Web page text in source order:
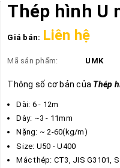
Thép hình U
Giá bán: Liên hệ
Mã sản phẩm: UMK
Thông số cơ bản của Thép
Dài: 6 - 12m
​​​​​Dày: ~3 - 11mm
Nặng: ~ 2-60(kg/m)
Size: U50 - U400
Mác thép: CT3, JIS G3101,